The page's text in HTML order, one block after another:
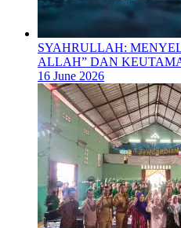
SYAHRULLAH:
ALLAH” DAN
16 June 2026